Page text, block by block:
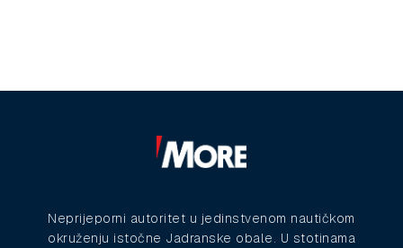
Neprijeporni autoritet u jedinstvenom nautičkom
okruženju istočne Jadranske obale. U stotinama